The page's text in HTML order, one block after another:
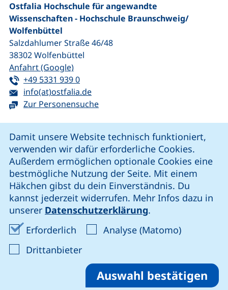
Damit unsere Website technisch funktioniert,
verwenden wir dafür erforderliche Cookies.
Außerdem ermöglichen optionale Cookies eine
bestmögliche Nutzung der Seite. Mit einem
Häkchen gibst du dein Einverständnis. Du
kannst jederzeit widerrufen. Mehr Infos dazu in
unserer Datenschutzerklärung.
Erforderlich Erforderliche Cookies akzeptieren
Analyse (Matomo)Analyse-
Drittanbieter: Cookies von Drittanbieter
Auswahl bestätigen
Ostfalia Hochschule für angewandte
Wissenschaften - Hochschule Braunschweig/​
Wolfenbüttel
Salzdahlumer Straße 46/48
38302Wolfenbüttel
Anfahrt (Google)(externer Link, öffnet neues Fenster)
Tel:
+49 5331 939 0(startet einen Telefonanruf, wenn Ihr
E-Mail:
info(at)ostfalia.de(öffnet Ihr E-Mail-Programm)
Zur Personensuche
unsere Facebook-Seite (externer Link, öffnet neues
unsere LinkedIn-Seite (externer Link, öffnet
unsere Instagram-Seite (externer Link,
unsere YouTube-Seite (externer
Cookie-Einstellungen
Impressum
Datenschutz
Erklärung zur Barrierefreiheit